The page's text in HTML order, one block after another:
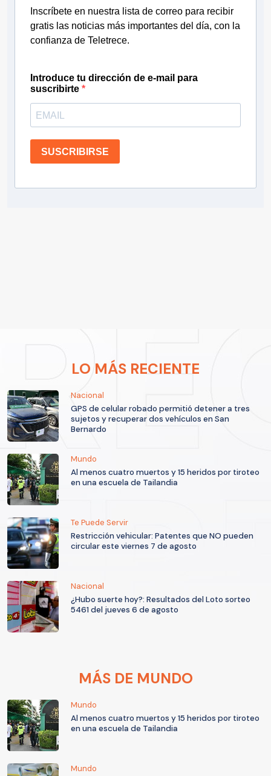
Inscríbete en nuestra lista de correo para recibir
gratis las noticias más importantes del día, con la
confianza de Teletrece.
Introduce tu dirección de e-mail para
suscribirte
SUSCRIBIRSE
LO MÁS RECIENTE
Nacional
GPS de celular robado permitió detener a tres
sujetos y recuperar dos vehículos en San
Bernardo
Mundo
Al menos cuatro muertos y 15 heridos por tiroteo
en una escuela de Tailandia
Te Puede Servir
Restricción vehicular: Patentes que NO pueden
circular este viernes 7 de agosto
Nacional
¿Hubo suerte hoy?: Resultados del Loto sorteo
5461 del jueves 6 de agosto
MÁS DE MUNDO
Mundo
Al menos cuatro muertos y 15 heridos por tiroteo
en una escuela de Tailandia
Mundo